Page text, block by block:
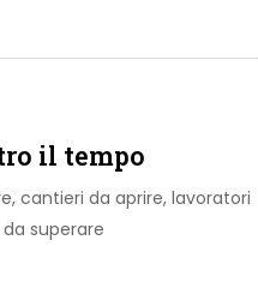
il tempo
cantieri da aprire, lavoratori
superare